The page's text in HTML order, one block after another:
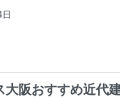
大阪おすすめ近代